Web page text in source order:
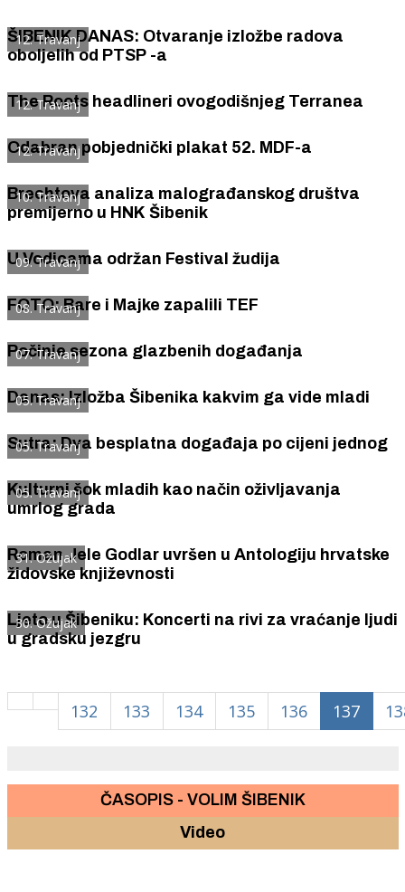
12. Travanj
ŠIBENIK DANAS: Otvaranje izložbe radova
oboljelih od PTSP -a
12. Travanj
The Roots headlineri ovogodišnjeg Terranea
12. Travanj
Odabran pobjednički plakat 52. MDF-a
10. Travanj
Brechtova analiza malograđanskog društva
premijerno u HNK Šibenik
09. Travanj
U Vodicama održan Festival žudija
08. Travanj
FOTO: Bare i Majke zapalili TEF
07. Travanj
Počinje sezona glazbenih događanja
05. Travanj
Danas: Izložba Šibenika kakvim ga vide mladi
05. Travanj
Sutra: Dva besplatna događaja po cijeni jednog
05. Travanj
Kulturni šok mladih kao način oživljavanja
umrlog grada
31. Ožujak
Roman Jele Godlar uvršen u Antologiju hrvatske
židovske književnosti
30. Ožujak
Ljeto u Šibeniku: Koncerti na rivi za vraćanje ljudi
u gradsku jezgru
132 133 134 135 136 137
ČASOPIS - VOLIM ŠIBENIK
Video